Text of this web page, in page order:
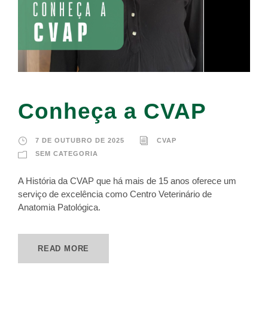
Conheça a CVAP
7 DE OUTUBRO DE 2025
CVAP
SEM CATEGORIA
A História da CVAP que há mais de 15 anos oferece um
serviço de excelência como Centro Veterinário de
Anatomia Patológica.
READ MORE